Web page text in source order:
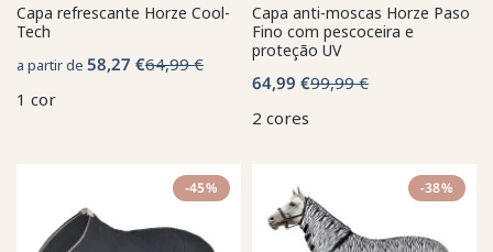
Capa refrescante Horze Cool-
Tech
a partir de 58,27 €64,99 €
1 cor
Capa anti-moscas Horze Paso
Fino com pescoceira e
proteção UV
64,99 €99,99 €
2 cores
-45% -38%